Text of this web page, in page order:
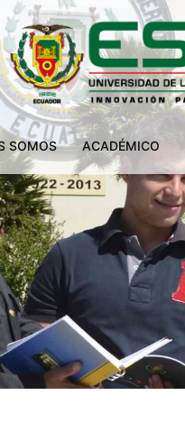
SOMOS ACADÉMICO